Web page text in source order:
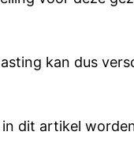
kan dus
dit artikel